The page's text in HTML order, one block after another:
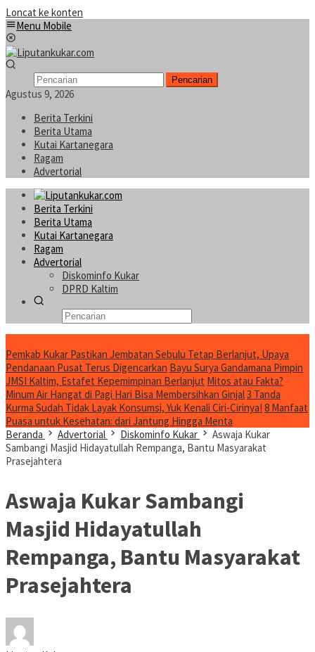
Loncat ke konten
Menu Mobile
Pencarian
Agustus 9, 2026
Berita Terkini
Berita Utama
Kutai Kartanegara
Ragam
Advertorial
Berita Terkini
Berita Utama
Kutai Kartanegara
Ragam
Advertorial
Diskominfo Kukar
DPRD Kaltim
Pemkab Kukar Pastikan Jembatan Sebulu Tetap Berlanjut, Upaya
Pendanaan Pusat Terus Digencarkan Bayu Surya Gandamana Pimpin
JMSI Kaltim, Estafet Kepemimpinan Berlanjut Mitos atau Fakta?
Minum Air Hangat di Pagi Hari Bisa Membersihkan Ginjal3 Tanda
Kurma Sudah Tidak Layak Konsumsi, Yuk Kenali Ciri-Cirinya! 8 Manfaat
Puasa untuk Kesehatan: dari Jantung Hingga Menta
Beranda
Advertorial Diskominfo Kukar
Aswaja Kukar
Sambangi Masjid Hidayatullah Rempanga, Bantu Masyarakat
Prasejahtera
Aswaja Kukar Sambangi
Masjid Hidayatullah
Rempanga, Bantu Masyarakat
Prasejahtera